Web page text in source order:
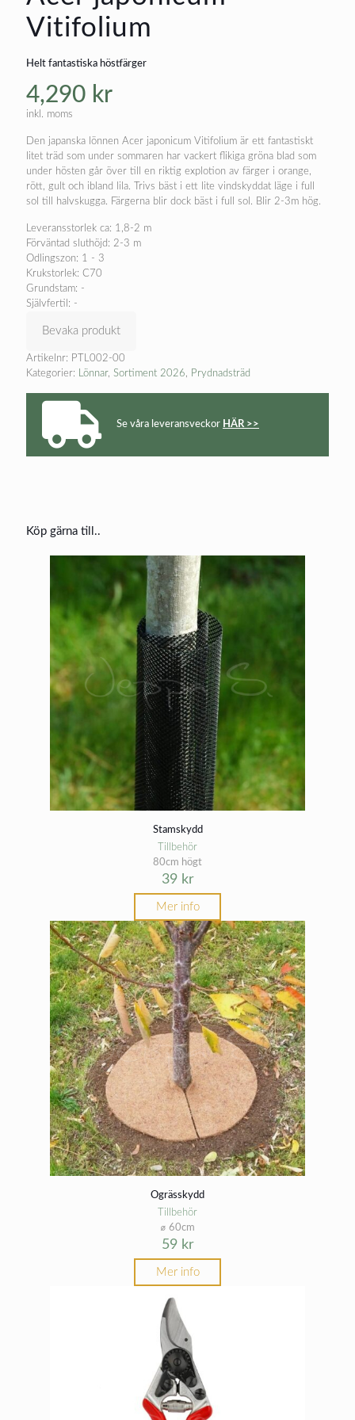
Vitifolium
Helt fantastiska höstfärger
4,290 kr
inkl. moms
Den japanska lönnen Acer japonicum Vitifolium är ett fantastiskt
litet träd som under sommaren har vackert flikiga gröna blad som
under hösten går över till en riktig explotion av färger i orange,
rött, gult och ibland lila. Trivs bäst i ett lite vindskyddat läge i full
sol till halvskugga. Färgerna blir dock bäst i full sol. Blir 2-3m hög.
Leveransstorlek ca: 1,8-2 m
Förväntad sluthöjd: 2-3 m
Odlingszon: 1 - 3
Krukstorlek: C70
Grundstam: -
Självfertil: -
Bevaka produkt
Artikelnr: PTL002-00
Kategorier: Lönnar, Sortiment 2026, Prydnadsträd
Se våra leveransveckor HÄR >>
Köp gärna till..
Stamskydd
Tillbehör
80cm högt
39 kr
Mer info
Ogrässkydd
Tillbehör
⌀ 60cm
59 kr
Mer info